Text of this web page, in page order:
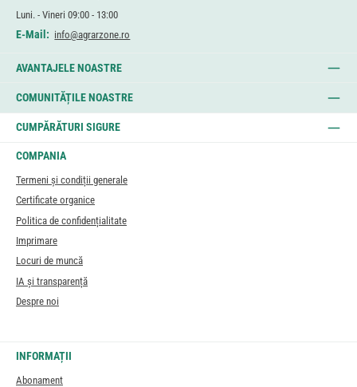
Luni. - Vineri 09:00 - 13:00
E-Mail: info@agrarzone.ro
AVANTAJELE NOASTRE
COMUNITĂȚILE NOASTRE
CUMPĂRĂTURI SIGURE
COMPANIA
Termeni și condiții generale
Certificate organice
Politica de confidențialitate
Imprimare
Locuri de muncă
IA și transparență
Despre noi
INFORMAȚII
Abonament